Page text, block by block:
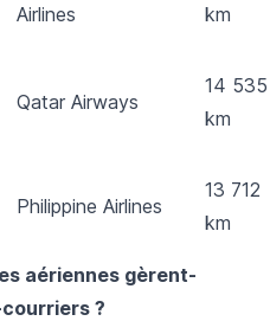
Airlines
km
Qatar Airways
14 535
km
Philippine Airlines
13 712
km
aériennes gèrent-
?